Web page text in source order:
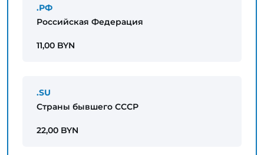
.РФ
Российская Федерация
11,00 BYN
.SU
Страны бывшего СССР
22,00 BYN